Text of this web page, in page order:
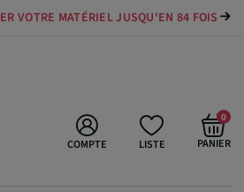
VOTRE MATÉRIEL JUSQU'EN 84 FOIS
LISTE
COMPTE PANIER
0